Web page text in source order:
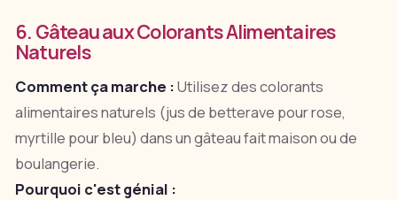
6. Gâteau aux Colorants Alimentaires
Naturels
Comment ça marche :Utilisez des colorants
alimentaires naturels (jus de betterave pour rose,
myrtille pour bleu) dans un gâteau fait maison ou de
boulangerie.
Pourquoi c'est génial :